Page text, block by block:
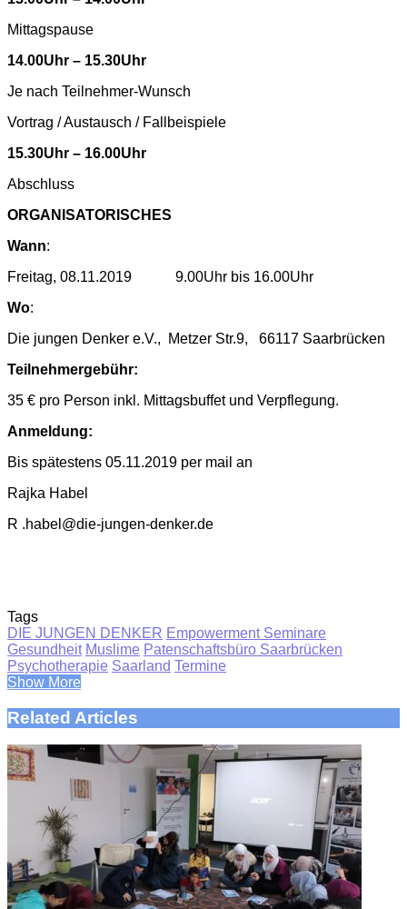
Mittagspause
14.00Uhr – 15.30Uhr
Je nach Teilnehmer-Wunsch
Vortrag / Austausch / Fallbeispiele
15.30Uhr – 16.00Uhr
Abschluss
ORGANISATORISCHES
Wann:
Freitag, 08.11.2019 9.00Uhr bis 16.00Uhr
Wo:
Die jungen Denker e.V., Metzer Str.9, 66117 Saarbrücken
Teilnehmergebühr:
35 € pro Person inkl. Mittagsbuffet und Verpflegung.
Anmeldung:
Bis spätestens 05.11.2019 per mail an
Rajka Habel
R .habel@die-jungen-denker.de
Tags
DIE JUNGEN DENKER Empowerment Seminare
Gesundheit Muslime Patenschaftsbüro Saarbrücken
Psychotherapie Saarland Termine
Show More
Related Articles